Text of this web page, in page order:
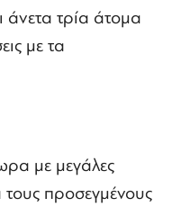
τρία άτομα
με τα
με μεγάλες
προσεγμένους